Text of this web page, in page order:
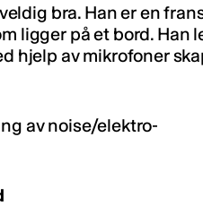
bra. Han er en
ligger på et bord. Han
hjelp av mikrofoner
av noise/elektro-